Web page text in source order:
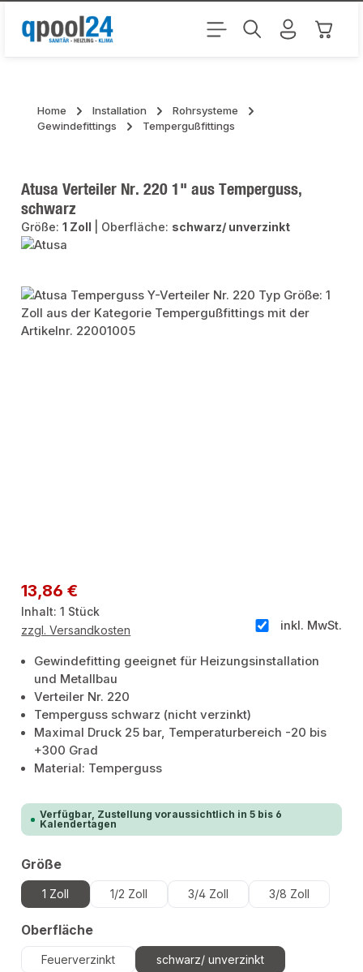
Zum Hauptinhalt springen
Home Installation
Rohrsysteme
Gewindefittings
Tempergußfittings
Atusa Verteiler Nr. 220 1" aus Temperguss,
schwarz
Größe:1 Zoll Oberfläche: schwarz/ unverzinkt
Bildergalerie überspringen
Regulärer Preis:
13,86 €
Inhalt:1 Stück
inkl. MwSt.
zzgl. Versandkosten
Gewindefitting geeignet für Heizungsinstallation
und Metallbau
Verteiler Nr. 220
Temperguss schwarz (nicht verzinkt)
Maximal Druck 25 bar, Temperaturbereich -20 bis
+300 Grad
Material: Temperguss
Verfügbar, Zustellung voraussichtlich in 5 bis 6
Kalendertagen
Größeauswählen
1 Zoll 1/2 Zoll 3/4 Zoll 3/8 Zoll
Oberflächeauswählen
Feuerverzinkt schwarz/ unverzinkt